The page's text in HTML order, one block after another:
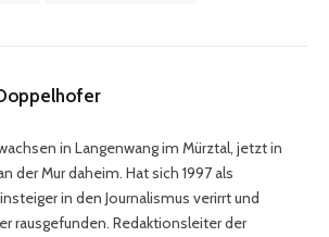
in Langenwang im Mürztal, jetzt in
der Mur daheim. Hat sich 1997 als
in den Journalismus verirrt und
rausgefunden. Redaktionsleiter der